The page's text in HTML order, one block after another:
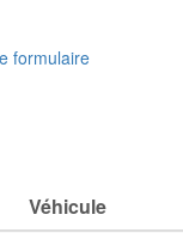
formulaire
Véhicule